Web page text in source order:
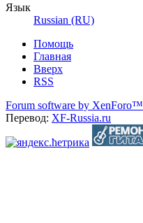
Язык
Russian (RU)
Помощь
Главная
Вверх
RSS
Forum software by XenForo™
Перевод: XF-Russia.ru